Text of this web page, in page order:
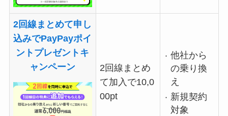
2回線まとめて申し
込みでPayPayポイ
ントプレゼントキ
ャンペーン
2回線まとめ
て加入で10,0
00pt
他社から
の乗り換
え
新規契約
対象